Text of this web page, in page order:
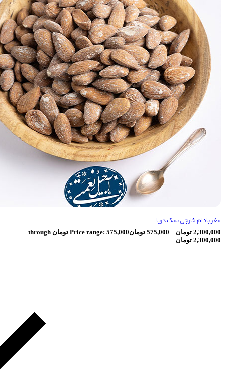
نمک دریا
–
575,000 تومان Price range: 575,000 تومان through